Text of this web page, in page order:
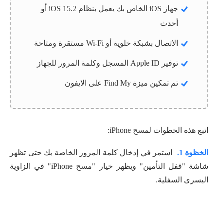
جهاز iOS الخاص بك يعمل بنظام iOS 15.2 أو
أحدث
الاتصال بشبكة خلوية أو Wi-Fi مستقرة ومتاحة
توفير Apple ID المسجل وكلمة المرور للجهاز
تم تمكين ميزة Find My على الايفون
اتبع هذه الخطوات لمسح iPhone:
الخظوة 1.
استمر في إدخال كلمة المرور الخاصة بك حتى تظهر
شاشة "قفل التأمين" ويظهر خيار "مسح iPhone" في الزاوية
اليسرى السفلية.